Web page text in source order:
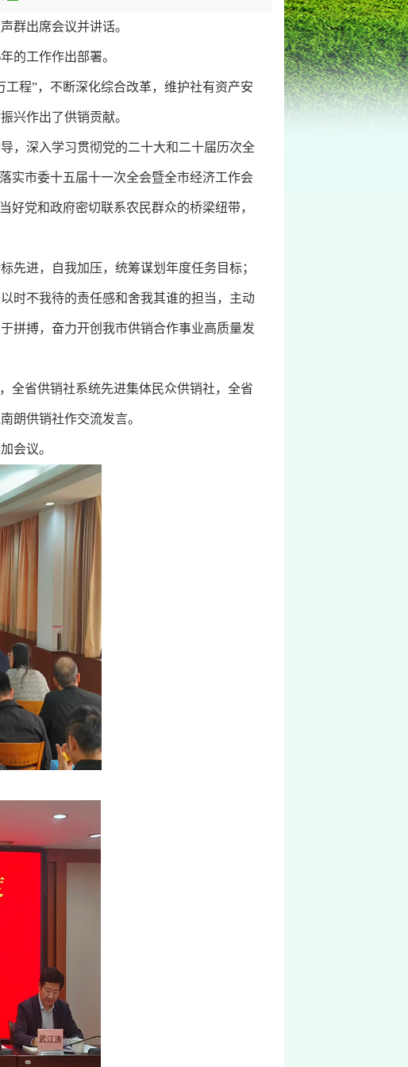
群出席会议并讲话。
的工作作出部署。
程”，不断深化综合改革，维护社有资产安
兴作出了供销贡献。
，深入学习贯彻党的二十大和二十届历次全
实市委十五届十一次全会暨全市经济工作会
好党和政府密切联系农民群众的桥梁纽带，
进，自我加压，统筹谋划年度任务目标；
时不我待的责任感和舍我其谁的担当，主动
拼搏，奋力开创我市供销合作事业高质量发
省供销社系统先进集体民众供销社，全省
朗供销社作交流发言。
会议。